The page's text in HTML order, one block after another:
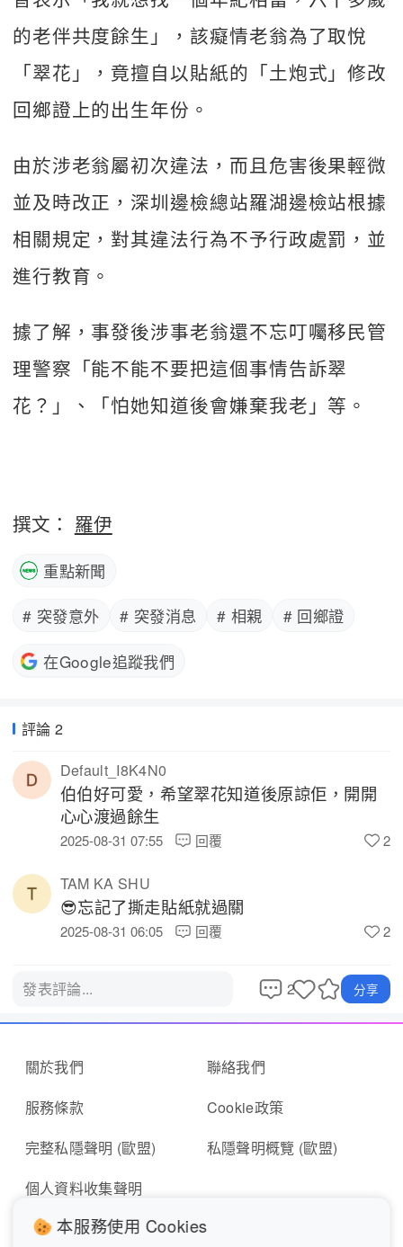
的老伴共度餘生」，該癡情老翁為了取悅
「翠花」，竟擅自以貼紙的「土炮式」修改
回鄉證上的出生年份。
由於涉老翁屬初次違法，而且危害後果輕微
並及時改正，深圳邊檢總站羅湖邊檢站根據
相關規定，對其違法行為不予行政處罰，並
進行教育。
據了解，事發後涉事老翁還不忘叮囑移民管
理警察「能不能不要把這個事情告訴翠
花？」、「怕她知道後會嫌棄我老」等。
撰文： 羅伊
重點新聞
# 突發意外 # 突發消息 # 相親 # 回鄉證
在Google追蹤我們
評論 2
Default_I8K4N0
伯伯好可愛，希望翠花知道後原諒佢，開開
心心渡過餘生
2025-08-31 07:55 回覆 2
TAM KA SHU
😎忘記了撕走貼紙就過關
2025-08-31 06:05 回覆 2
發表評論... 2 分享
關於我們
服務條款
完整私隱聲明 (歐盟)
個人資料收集聲明
聯絡我們
Cookie政策
私隱聲明概覽 (歐盟)
本服務使用 Cookies